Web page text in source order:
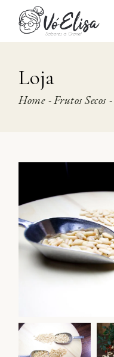
content
Loja
Home Frutos Secos